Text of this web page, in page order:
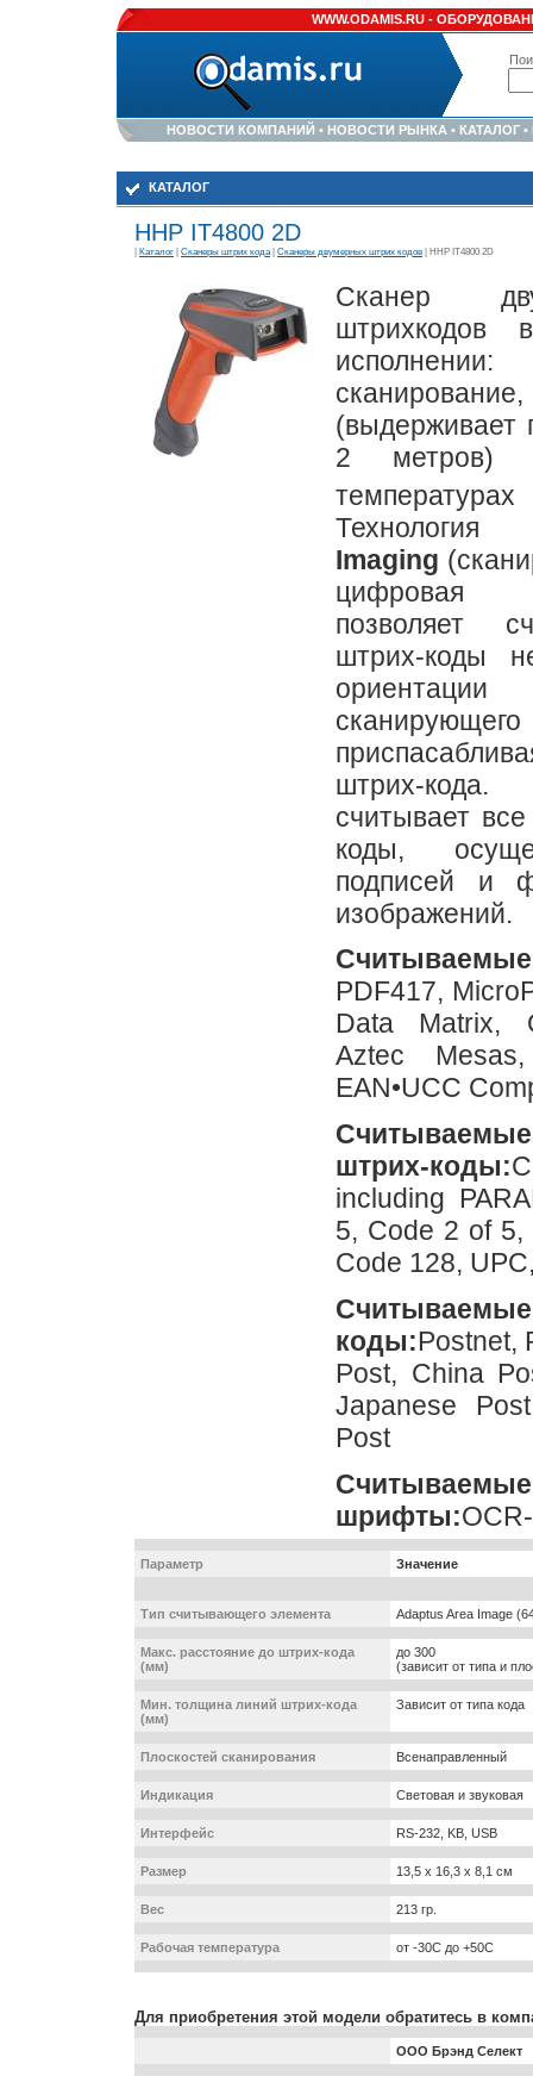
WWW.ODAMIS.RU -
НОВОСТИ КОМПАНИЙ • НОВОСТИ РЫНКА • КАТАЛОГ •
КАТАЛОГ
HHP IT4800 2D
Каталог Сканеры штрих кода| Сканеры двумерных штрих кодов | HHP IT4800 2D
Сканер
штрихкодов
(выдерживает
2 метров)
Imaging
цифровая
позволяет
штрих-коды
штрих-
считывает
коды,
подписей и
изображений.
PDF417,
Data Matrix,
Aztec
EAN•UCC
штрих-коды:
including
5, Code 2 of 5,
Code 128,
коды:Postnet,
Post, China
Japanese
Post
шрифты:
Параметр Значение
Тип считывающего элемента Adaptus Area Image
Макс. расстояние до штрих-кода
(мм)
до 300
(зависит от типа и
Мин. толщина линий штрих-кода
(мм)
Зависит от типа кода
Плоскостей сканирования Всенаправленный
Индикация Световая и звуковая
Интерфейс RS-232, KB, USB
Размер 13,5 x 16,3 x 8,1 см
Вес 213 гр.
Рабочая температура от -30С до +50С
Для приобретения этой модели обратитесь в
ООО Брэнд Селект